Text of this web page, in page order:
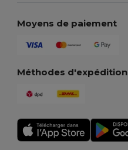
Moyens de paiement
Méthodes d'expédition